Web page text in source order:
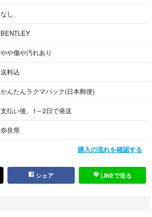
なし
BENTLEY
やや傷や汚れあり
送料込
かんたんラクマパック(日本郵便)
支払い後、1～2日で発送
奈良県
購入の流れを確認する
シェア LINEで送る